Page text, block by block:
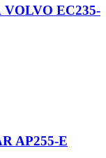
EC235-
AP255-E